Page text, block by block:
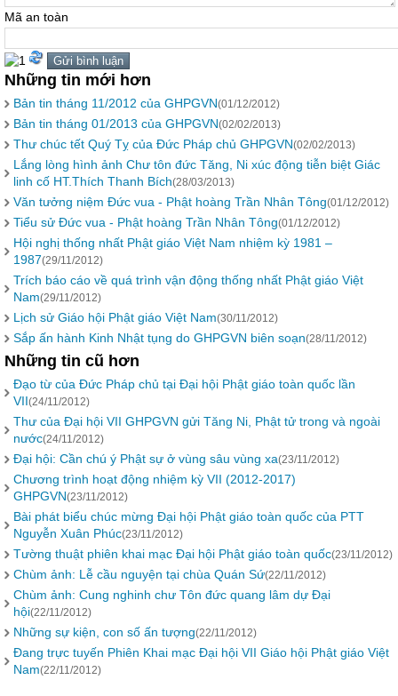
Mã an toàn
Những tin mới hơn
Bản tin tháng 11/2012 của GHPGVN(01/12/2012)
Bản tin tháng 01/2013 của GHPGVN(02/02/2013)
Thư chúc tết Quý Tỵ của Đức Pháp chủ GHPGVN(02/02/2013)
Lắng lòng hình ảnh Chư tôn đức Tăng, Ni xúc động tiễn biệt Giác
linh cố HT.Thích Thanh Bích(28/03/2013)
Văn tưởng niệm Đức vua - Phật hoàng Trần Nhân Tông(01/12/2012)
Tiểu sử Đức vua - Phật hoàng Trần Nhân Tông(01/12/2012)
Hội nghị thống nhất Phật giáo Việt Nam nhiệm kỳ 1981 –
1987(29/11/2012)
Trích báo cáo về quá trình vận động thống nhất Phật giáo Việt
Nam(29/11/2012)
Lịch sử Giáo hội Phật giáo Việt Nam(30/11/2012)
Sắp ấn hành Kinh Nhật tụng do GHPGVN biên soạn(28/11/2012)
Những tin cũ hơn
Đạo từ của Đức Pháp chủ tại Đại hội Phật giáo toàn quốc lần
VII(24/11/2012)
Thư của Đại hội VII GHPGVN gửi Tăng Ni, Phật tử trong và ngoài
nước(24/11/2012)
Đại hội: Cần chú ý Phật sự ở vùng sâu vùng xa(23/11/2012)
Chương trình hoạt động nhiệm kỳ VII (2012-2017)
GHPGVN(23/11/2012)
Bài phát biểu chúc mừng Đại hội Phật giáo toàn quốc của PTT
Nguyễn Xuân Phúc(23/11/2012)
Tường thuật phiên khai mạc Đại hội Phật giáo toàn quốc(23/11/2012)
Chùm ảnh: Lễ cầu nguyện tại chùa Quán Sứ(22/11/2012)
Chùm ảnh: Cung nghinh chư Tôn đức quang lâm dự Đại
hội(22/11/2012)
Những sự kiện, con số ấn tượng(22/11/2012)
Đang trực tuyến Phiên Khai mạc Đại hội VII Giáo hội Phật giáo Việt
Nam(22/11/2012)